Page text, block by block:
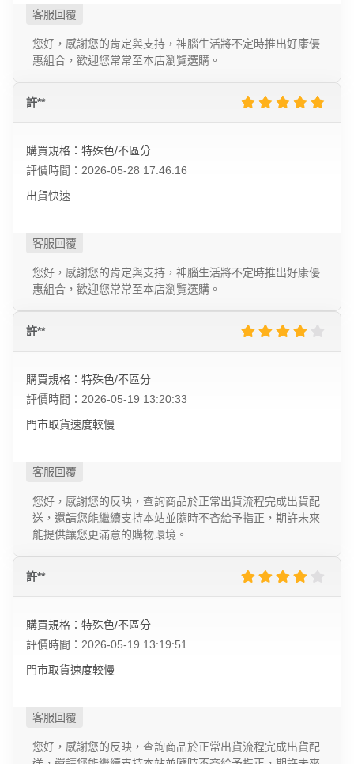
您好，感謝您的肯定與支持，神腦生活將不定時推出好康優
惠組合，歡迎您常常至本店瀏覽選購。
許**
購買規格：特殊色/不區分
評價時間：2026-05-28 17:46:16
出貨快速
您好，感謝您的肯定與支持，神腦生活將不定時推出好康優
惠組合，歡迎您常常至本店瀏覽選購。
許**
購買規格：特殊色/不區分
評價時間：2026-05-19 13:20:33
門市取貨速度較慢
您好，感謝您的反映，查詢商品於正常出貨流程完成出貨配
送，還請您能繼續支持本站並隨時不吝給予指正，期許未來
能提供讓您更滿意的購物環境。
許**
購買規格：特殊色/不區分
評價時間：2026-05-19 13:19:51
門市取貨速度較慢
您好，感謝您的反映，查詢商品於正常出貨流程完成出貨配